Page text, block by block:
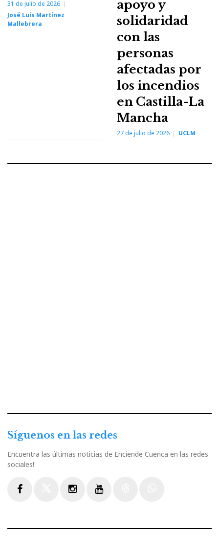
31 de julio de 2026
José Luis Martínez
Mallebrera
apoyo y
solidaridad
con las
personas
afectadas por
los incendios
en Castilla-La
Mancha
27 de julio de 2026 UCLM
Síguenos en las redes
Encuentra las últimas noticias de Enciende Cuenca en las redes
sociales!